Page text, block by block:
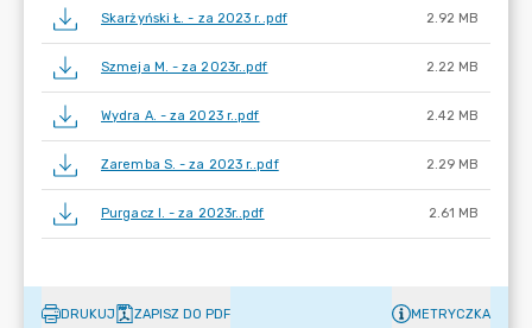
Skarżyński Ł. - za 2023 r..pdf 2.92 MB
Szmeja M. - za 2023r..pdf 2.22 MB
Wydra A. - za 2023 r..pdf 2.42 MB
Zaremba S. - za 2023 r..pdf 2.29 MB
Purgacz I. - za 2023r..pdf 2.61 MB
DRUKUJ ZAPISZ DO PDF METRYCZKA